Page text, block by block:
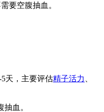
要空腹抽血。
，主要评估精子活力
血。